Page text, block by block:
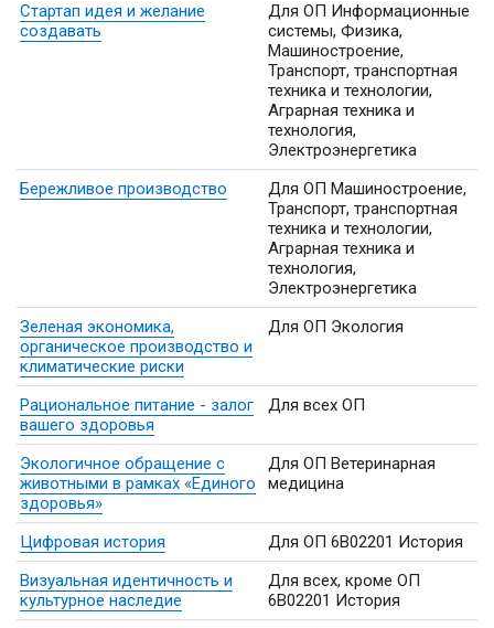
Стартап идея и желание
создавать
Для ОП Информационные
системы, Физика,
Машиностроение,
Транспорт, транспортная
техника и технологии,
Аграрная техника и
технология,
Электроэнергетика
Бережливое производство
Для ОП Машиностроение,
Транспорт, транспортная
техника и технологии,
Аграрная техника и
технология,
Электроэнергетика
Зеленая экономика,
органическое производство и
климатические риски
Для ОП Экология
Рациональное питание - залог
вашего здоровья
Для всех ОП
Экологичное обращение с
животными в рамках «Единого
здоровья»
Для ОП Ветеринарная
медицина
Цифровая история
Для ОП 6B02201 История
Визуальная идентичность и
культурное наследие
Для всех, кроме ОП
6B02201 История